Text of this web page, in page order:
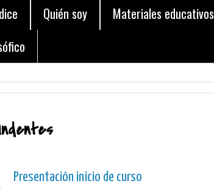
Quién soy Materiales educativos
Presentación inicio de curso